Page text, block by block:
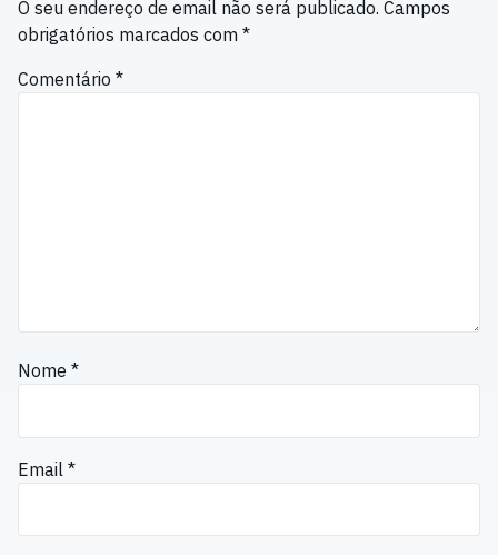
O seu endereço de email não será publicado. Campos
obrigatórios marcados com *
Comentário *
Nome *
Email *